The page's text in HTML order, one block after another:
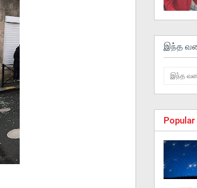
இந்த
Popular